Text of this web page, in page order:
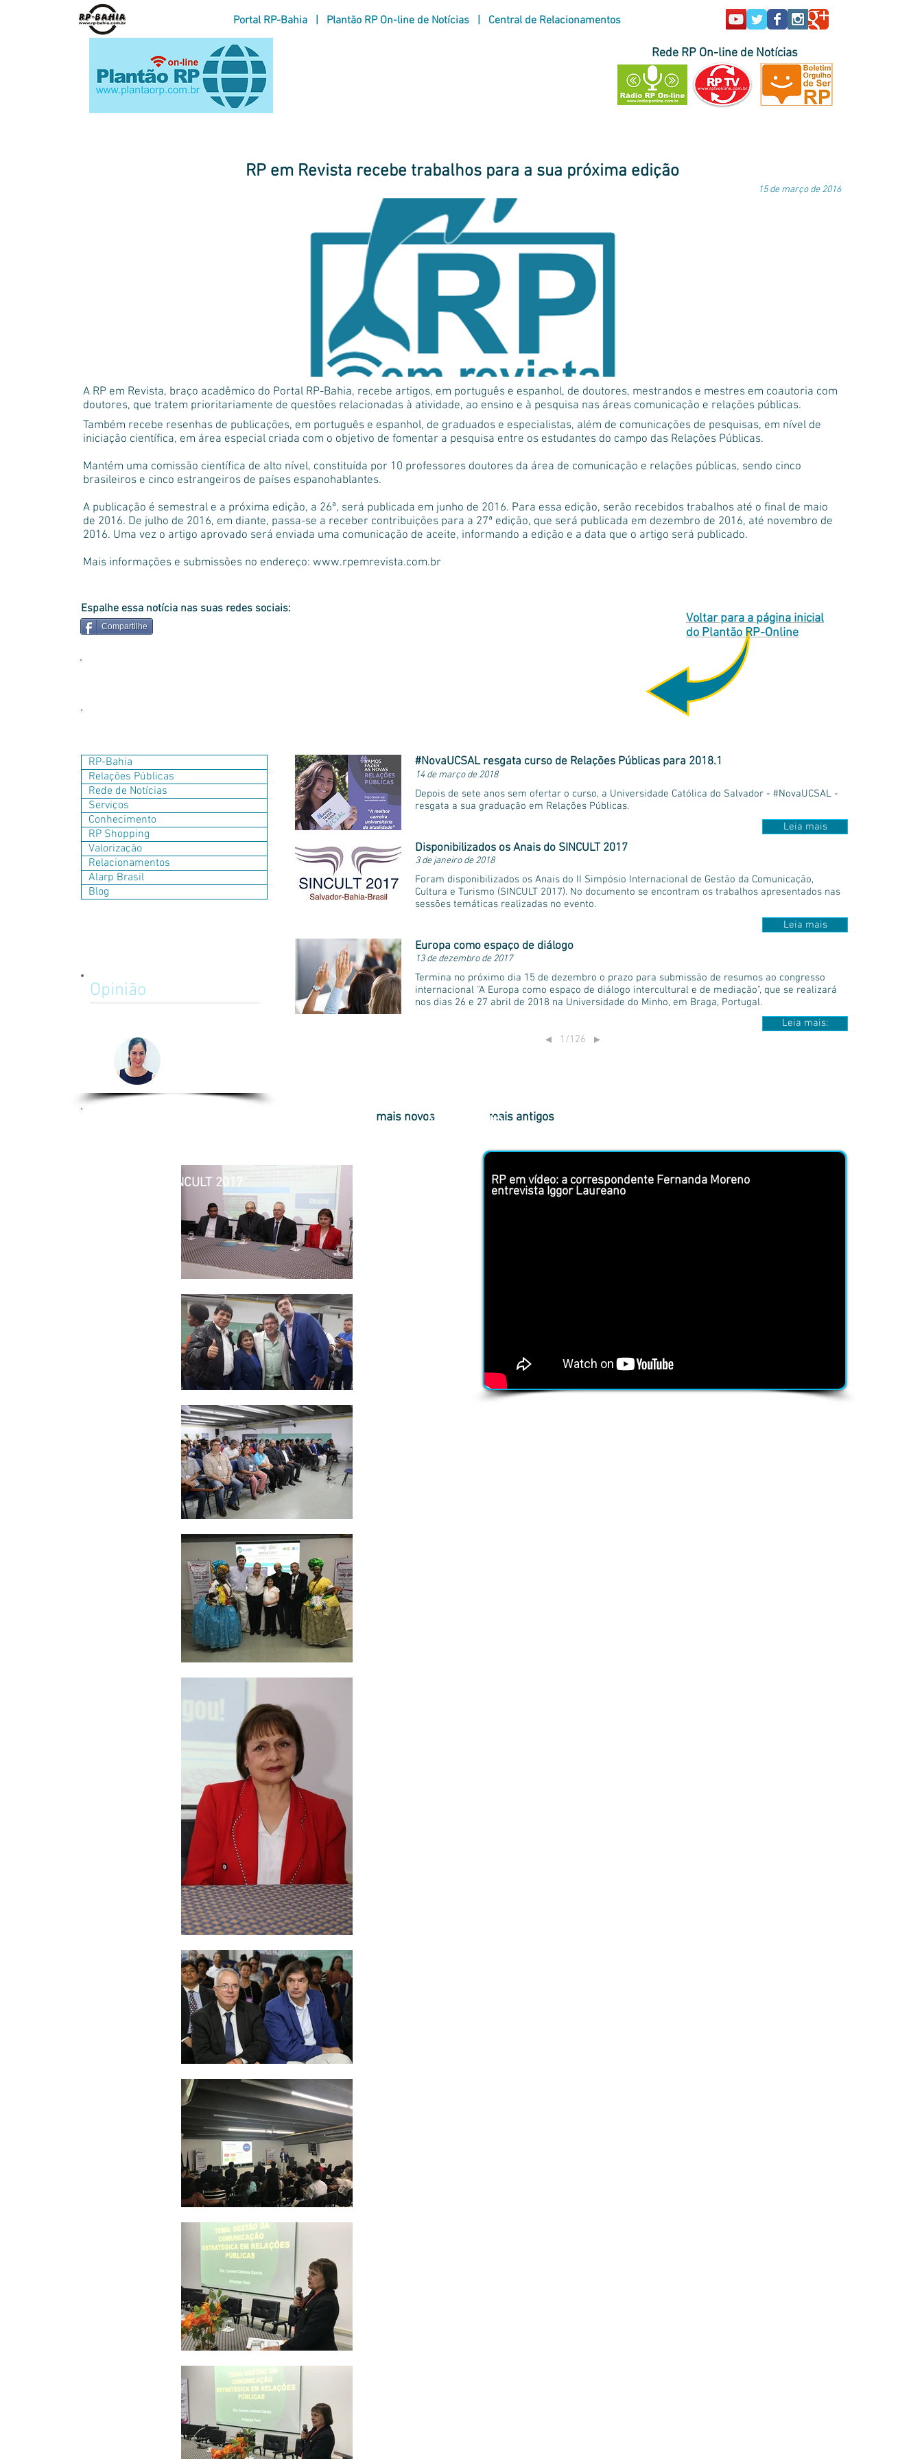
Portal RP-Bahia| Plantão RP On-line de Notícias| Central de Relacionamentos
Rede RP On-line de Notícias
RP em Revista recebe trabalhos para a sua próxima edição
15 de março de 2016
A RP em Revista, braço acadêmico do Portal RP-Bahia, recebe artigos, em português e espanhol, de doutores, mestrandos e mestres em coautoria com
doutores, que tratem prioritariamente de questões relacionadas à atividade, ao ensino e à pesquisa nas áreas comunicação e relações públicas.
Também recebe resenhas de publicações, em português e espanhol, de graduados e especialistas, além de comunicações de pesquisas, em nível de
iniciação científica, em área especial criada com o objetivo de fomentar a pesquisa entre os estudantes do campo das Relações Públicas.
Mantém uma comissão científica de alto nível, constituída por 10 professores doutores da área de comunicação e relações públicas, sendo cinco
brasileiros e cinco estrangeiros de países espanohablantes.
A publicação é semestral e a próxima edição, a 26ª, será publicada em junho de 2016. Para essa edição, serão recebidos trabalhos até o final de maio
de 2016. De julho de 2016, em diante, passa-se a receber contribuições para a 27ª edição, que será publicada em dezembro de 2016, até novembro de
2016. Uma vez o artigo aprovado será enviada uma comunicação de aceite, informando a edição e a data que o artigo será publicado.
Mais informações e submissões no endereço: www.rpemrevista.com.br
Espalhe essa notícia nas suas redes sociais:
Compartilhe
Voltar para a página inicial
do Plantão RP-Online
RP-Bahia
Relações Públicas
Rede de Notícias
Serviços
Conhecimento
RP Shopping
Valorização
Relacionamentos
Alarp Brasil
Blog
Opinião
#NovaUCSAL resgata curso de Relações Públicas para 2018.1
14 de março de 2018
Depois de sete anos sem ofertar o curso, a Universidade Católica do Salvador - #NovaUCSAL -
resgata a sua graduação em Relações Públicas.
Leia mais
Disponibilizados os Anais do SINCULT 2017
3 de janeiro de 2018
Foram disponibilizados os Anais do II Simpósio Internacional de Gestão da Comunicação,
Cultura e Turismo (SINCULT 2017). No documento se encontram os trabalhos apresentados nas
sessões temáticas realizadas no evento.
Leia mais
Europa como espaço de diálogo
13 de dezembro de 2017
Termina no próximo dia 15 de dezembro o prazo para submissão de resumos ao congresso
internacional "A Europa como espaço de diálogo intercultural e de mediação", que se realizará
nos dias 26 e 27 abril de 2018 na Universidade do Minho, em Braga, Portugal.
Leia mais:
◄
1/126 ►
mais novos mais antigos
Multimídia
Imagens do SINCULT 2017 RP em vídeo: a correspondente Fernanda Moreno
entrevista Iggor Laureano